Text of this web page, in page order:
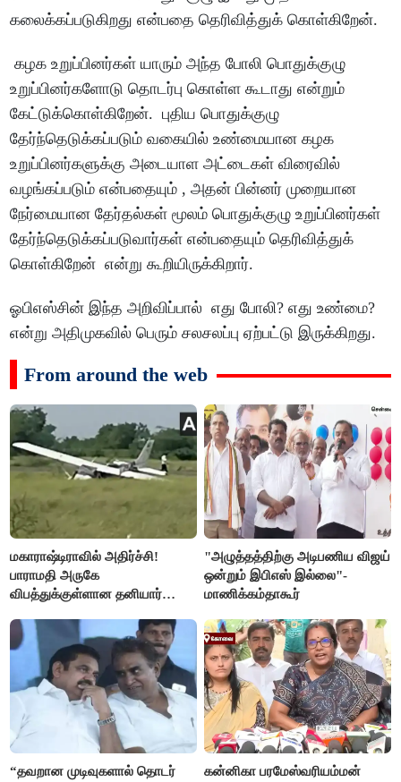
கலைக்கப்படுகிறது என்பதை தெரிவித்துக் கொள்கிறேன்.
கழக உறுப்பினர்கள் யாரும் அந்த போலி பொதுக்குழு
உறுப்பினர்களோடு தொடர்பு கொள்ள கூடாது என்றும்
கேட்டுக்கொள்கிறேன். புதிய பொதுக்குழு
தேர்ந்தெடுக்கப்படும் வகையில் உண்மையான கழக
உறுப்பினர்களுக்கு அடையாள அட்டைகள் விரைவில்
வழங்கப்படும் என்பதையும் , அதன் பின்னர் முறையான
நேர்மையான தேர்தல்கள் மூலம் பொதுக்குழு உறுப்பினர்கள்
தேர்ந்தெடுக்கப்படுவார்கள் என்பதையும் தெரிவித்துக்
கொள்கிறேன் என்று கூறியிருக்கிறார்.
ஓபிஎஸ்சின் இந்த அறிவிப்பால் எது போலி? எது உண்மை?
என்று அதிமுகவில் பெரும் சலசலப்பு ஏற்பட்டு இருக்கிறது.
From around the web
மகாராஷ்டிராவில் அதிர்ச்சி!
பாராமதி அருகே
விபத்துக்குள்ளான தனியார்
"அழுத்தத்திற்கு அடிபணிய விஜய்
ஒன்றும் இபிஎஸ் இல்லை"-
மாணிக்கம்தாகூர்
“தவறான முடிவுகளால் தொடர்
கன்னிகா பரமேஸ்வரியம்மன்